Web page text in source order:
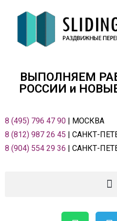
ВЫПОЛНЯЕМ
РОСCИИ и
8 (495) 796 47 90 | МОСКВА
8 (812) 987 26 45 | САНКТ-
8 (904) 554 29 36 | САНКТ-